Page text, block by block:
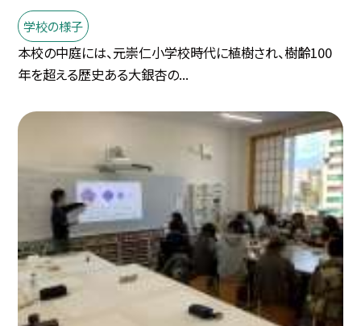
学校の様子
本校の中庭には、元崇仁小学校時代に植樹され、樹齢100
年を超える歴史ある大銀杏の...